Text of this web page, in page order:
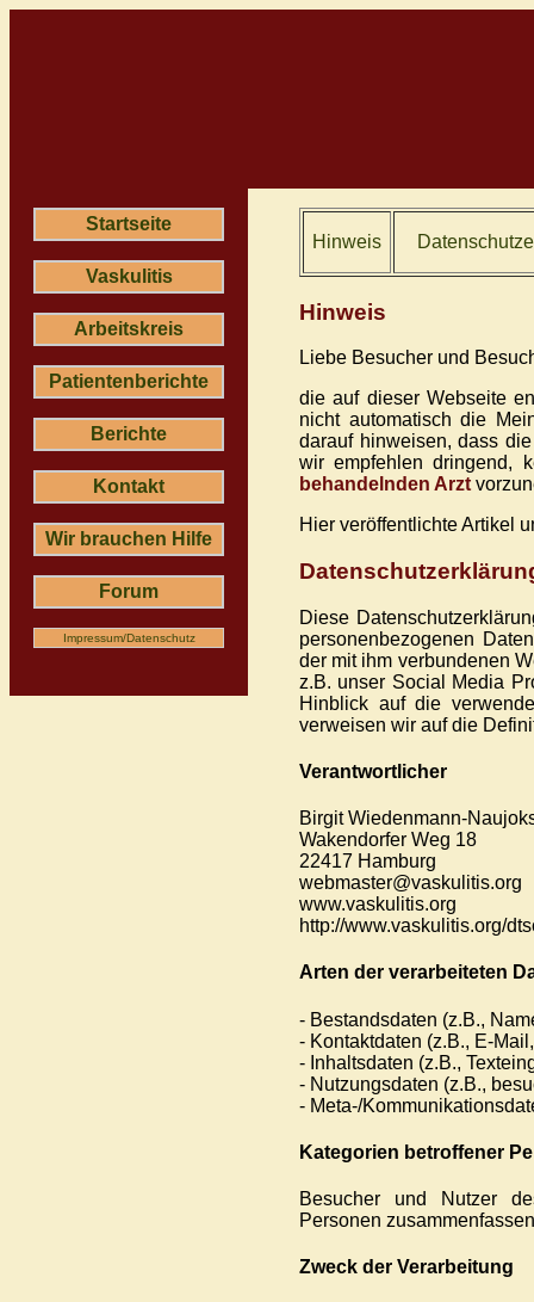
Startseite
Vaskulitis
Arbeitskreis
Patientenberichte
Berichte
Kontakt
Wir brauchen Hilfe
Forum
Impressum/Datenschutz
Hinweis
Hinweis
Liebe Besucher und
die auf dieser Webseite
nicht automatisch die
darauf hinweisen, dass
wir empfehlen dringend,
behandelnden Arzt
Hier veröffentlichte Artikel
Diese
personenbezogenen
der mit ihm verbundenen
z.B. unser Social Media
Hinblick auf die
verweisen wir auf die
Verantwortlicher
Birgit Wiedenmann-
Wakendorfer Weg 18
22417 Hamburg
webmaster@vaskulitis.org
www.vaskulitis.org
http://www.vaskulitis.org/
Arten der verarbeiteten
- Bestandsdaten (z.B.,
- Kontaktdaten (z.B., E-
- Inhaltsdaten (z.B.,
- Nutzungsdaten (z.B.,
- Meta-/
Kategorien betroffener
Besucher und Nutzer
Personen
Zweck der Verarbeitung